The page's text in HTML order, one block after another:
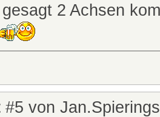
2 Achsen
#5 von Jan.Spierings